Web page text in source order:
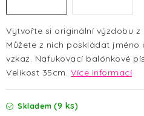
Vytvořte si originální výzdobu z
Můžete z nich poskládat jméno
vzkaz. Nafukovací balónkové
Velikost 35cm. Více informací
Skladem (9 ks)